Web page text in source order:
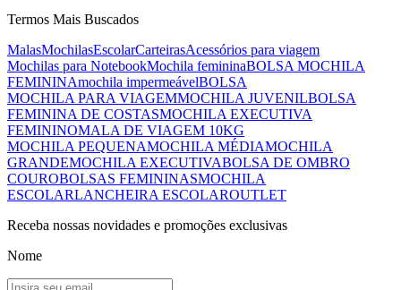
Termos Mais Buscados
MalasMochilasEscolarCarteirasAcessórios para viagem
Mochilas para NotebookMochila femininaBOLSA MOCHILA
FEMININAmochila impermeávelBOLSA
MOCHILA PARA VIAGEMMOCHILA JUVENILBOLSA
FEMININA DE COSTASMOCHILA EXECUTIVA
FEMININOMALA DE VIAGEM 10KG
MOCHILA PEQUENAMOCHILA MÉDIAMOCHILA
GRANDEMOCHILA EXECUTIVABOLSA DE OMBRO
COUROBOLSAS FEMININASMOCHILA
ESCOLARLANCHEIRA ESCOLAROUTLET
Receba nossas novidades e promoções exclusivas
Nome